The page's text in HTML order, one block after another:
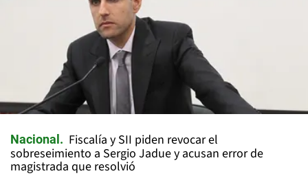
Nacional
Fiscalía y SII piden revocar el
sobreseimiento a Sergio Jadue y acusan error de
magistrada que resolvió